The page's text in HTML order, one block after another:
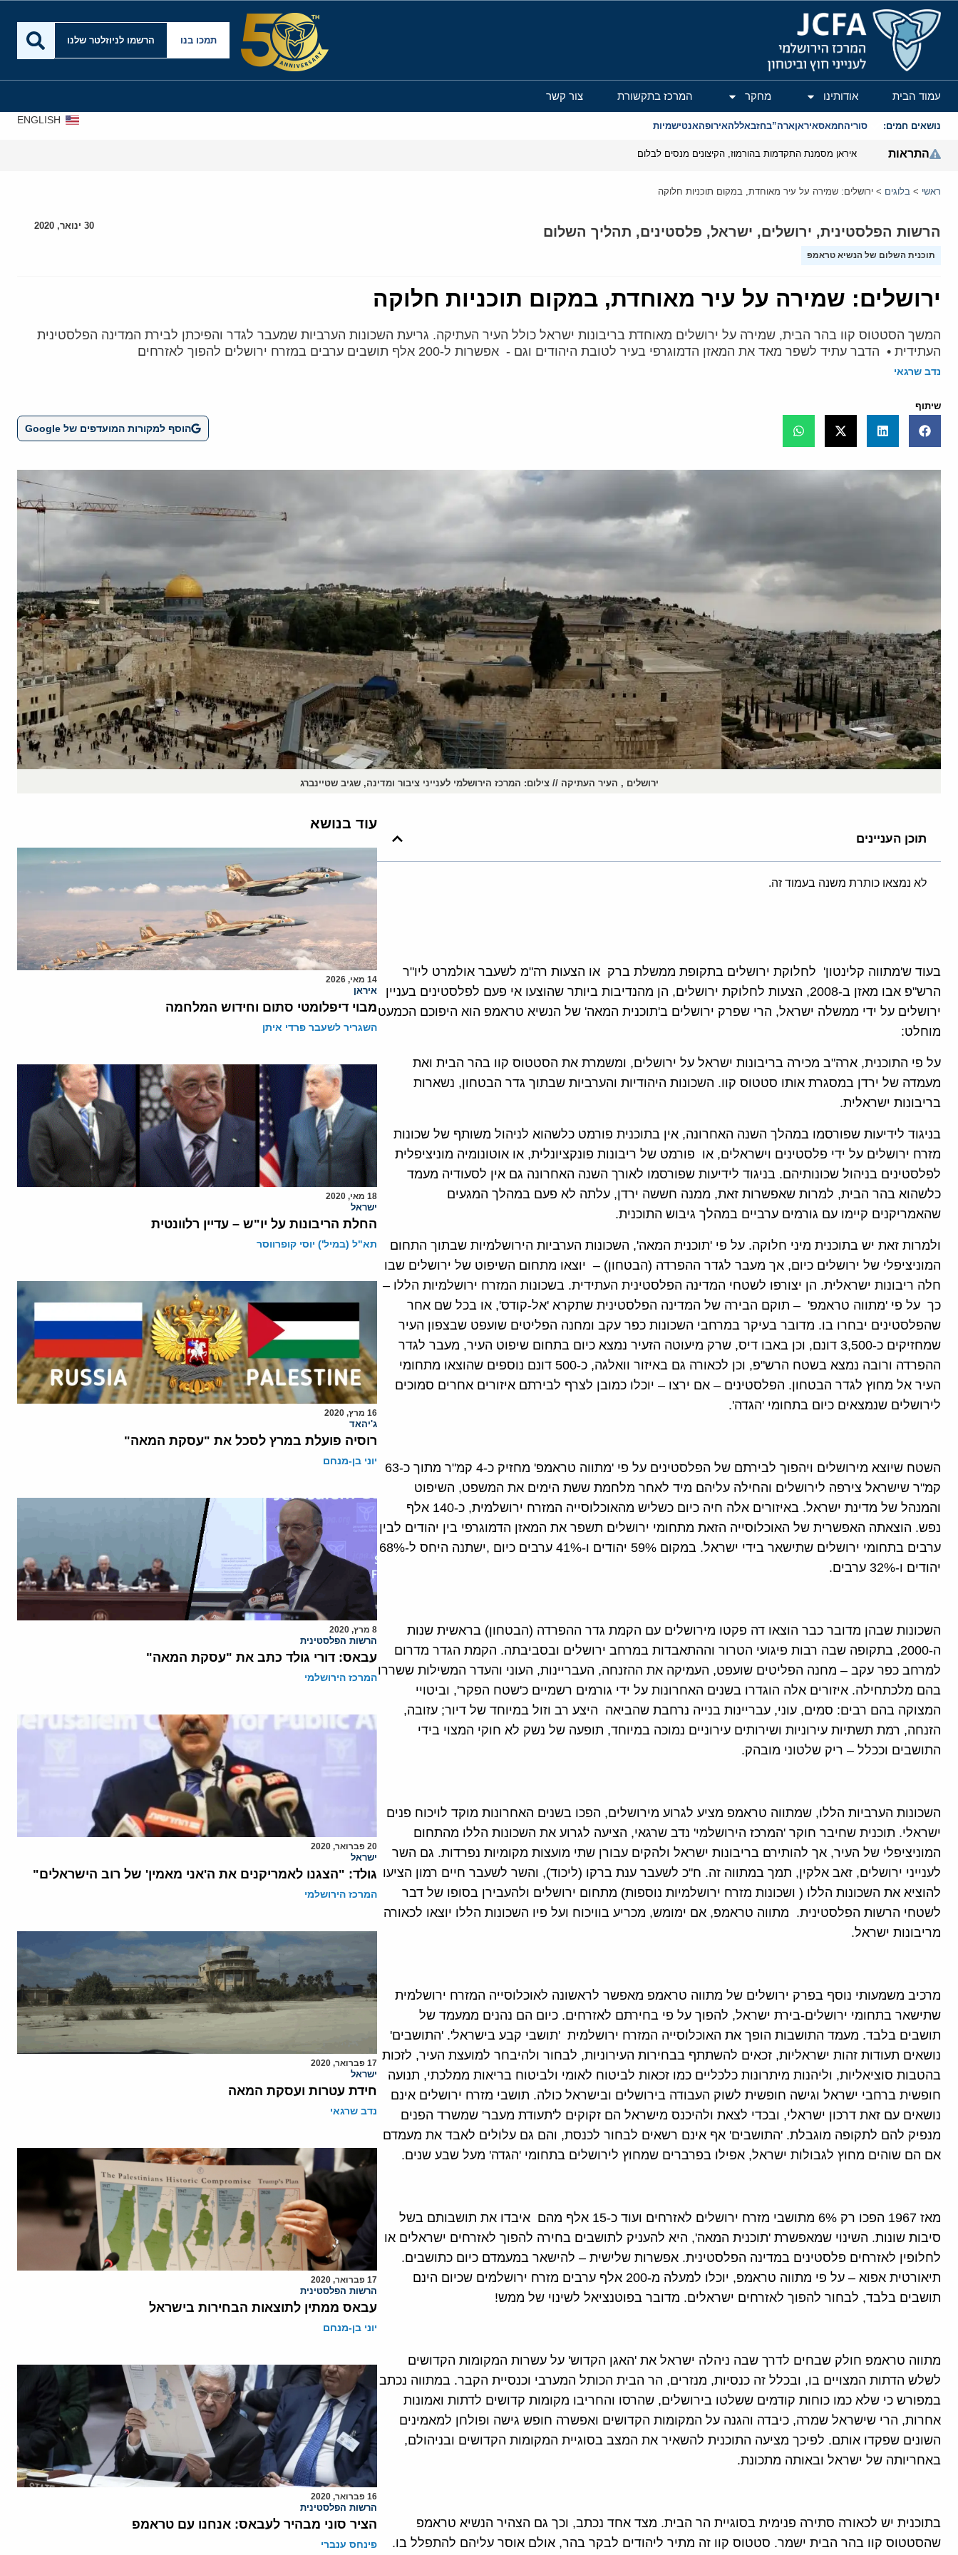
המרכז הירושלמי לענייני חוץ וביטחון
תמכו בנו הרשמו לניוזלטר שלנו
עמוד הבית אודותינו מחקר המרכז בתקשורת צור קשר
נושאים חמים: סוריהחמאסאיראןארה”בחזבאללהאירופהאנטישמיות
ENGLISH
התראות איראן מסמנת התקדמות בהורמוז, הקיצונים מנסים לבלום
ראשי > בלוגים > ירושלים: שמירה על עיר מאוחדת, במקום תוכניות חלוקה
הרשות הפלסטינית, ירושלים, ישראל, פלסטינים, תהליך השלום
תוכנית השלום של הנשיא טראמפ
30 ינואר, 2020
ירושלים: שמירה על עיר מאוחדת, במקום תוכניות חלוקה
המשך הסטטוס קוו בהר הבית, שמירה על ירושלים מאוחדת בריבונות ישראל כולל העיר העתיקה. גריעת השכונות הערביות שמעבר לגדר והפיכתן לבירת המדינה הפלסטינית
העתידית • הדבר עתיד לשפר מאד את המאזן הדמוגרפי בעיר לטובת היהודים וגם - אפשרות ל-200 אלף תושבים ערבים במזרח ירושלים להפוך לאזרחים
נדב שרגאי
שיתוף
הוסף למקורות המועדפים של Google
ירושלים , העיר העתיקה // צילום: המרכז הירושלמי לענייני ציבור ומדינה, שגיב שטיינברג
תוכן העניינים
לא נמצאו כותרת משנה בעמוד זה.
בעוד ש'מתווה קלינטון' לחלוקת ירושלים בתקופת ממשלת ברק או הצעות רה"מ לשעבר אולמרט ליו"ר
הרש"פ אבו מאזן ב-2008, הצעות לחלוקת ירושלים, הן מהנדיבות ביותר שהוצעו אי פעם לפלסטינים בעניין
ירושלים על ידי ממשלה ישראל, הרי שפרק ירושלים ב'תוכנית המאה' של הנשיא טראמפ הוא היפוכם הכמעט
מוחלט:
על פי התוכנית, ארה"ב מכירה בריבונות ישראל על ירושלים, ומשמרת את הסטטוס קוו בהר הבית ואת
מעמדה של ירדן במסגרת אותו סטטוס קוו. השכונות היהודיות והערביות שבתוך גדר הבטחון, נשארות
בריבונות ישראלית.
בניגוד לידיעות שפורסמו במהלך השנה האחרונה, אין בתוכנית פורמט כלשהוא לניהול משותף של שכונות
מזרח ירושלים על ידי פלסטינים וישראלים, או פורמט של ריבונות פונקציונלית, או אוטונומיה מוניציפלית
לפלסטינים בניהול שכונותיהם. בניגוד לידיעות שפורסמו לאורך השנה האחרונה גם אין לסעודיה מעמד
כלשהוא בהר הבית, למרות שאפשרות זאת, ממנה חששה ירדן, עלתה לא פעם במהלך המגעים
שהאמריקנים קיימו עם גורמים ערביים במהלך גיבוש התוכנית.
ולמרות זאת יש בתוכנית מיני חלוקה. על פי 'תוכנית המאה', השכונות הערביות הירושלמיות שבתוך התחום
המוניציפלי של ירושלים כיום, אך מעבר לגדר ההפרדה (הבטחון) – יוצאו מתחום השיפוט של ירושלים שבו
חלה ריבונות ישראלית. הן יצורפו לשטחי המדינה הפלסטינית העתידית. בשכונות המזרח ירושלמיות הללו –
כך על פי 'מתווה טראמפ' – תוקם הבירה של המדינה הפלסטינית שתקרא 'אל-קודס', או בכל שם אחר
שהפלסטינים יבחרו בו. מדובר בעיקר במרחבי השכונות כפר עקב ומחנה הפליטים שועפט שבצפון העיר
שמחזיקים כ-3,500 דונם, וכן באבו דיס, שרק מיעוטה הזעיר נמצא כיום בתחום שיפוט העיר, מעבר לגדר
ההפרדה ורובה נמצא בשטח הרש"פ, וכן לכאורה גם באיזור וואלגה, כ-500 דונם נוספים שהוצאו מתחומי
העיר אל מחוץ לגדר הבטחון. הפלסטינים – אם ירצו – יוכלו כמובן לצרף לבירתם איזורים אחרים סמוכים
לירושלים שנמצאים כיום בתחומי 'הגדה'.
השטח שיוצא מירושלים ויהפוך לבירתם של הפלסטינים על פי 'מתווה טראמפ' מחזיק כ-4 קמ"ר מתוך כ-63
קמ"ר שישראל צירפה לירושלים והחילה עליהם מיד לאחר מלחמת ששת הימים את המשפט, השיפוט
והמנהל של מדינת ישראל. באיזורים אלה חיה כיום כשליש מהאוכלוסייה המזרח ירושלמית, כ-140 אלף
נפש. הוצאתה האפשרית של האוכלוסייה הזאת מתחומי ירושלים תשפר את המאזן הדמוגרפי בין יהודים לבין
ערבים בתחומי ירושלים שתישאר בידי ישראל. במקום 59% יהודים ו-41% ערבים כיום ,ישתנה היחס ל-68%
יהודים ו-32% ערבים.
השכונות שבהן מדובר כבר הוצאו דה פקטו מירושלים עם הקמת גדר ההפרדה (הבטחון) בראשית שנות
ה-2000, בתקופה שבה רבות פיגועי הטרור וההתאבדות במרחב ירושלים ובסביבתה. הקמת הגדר מדרום
למרחב כפר עקב – מחנה הפליטים שועפט, העמיקה את ההזנחה, העבריינות, העוני והעדר המשילות ששררו
בהם מלכתחילה. איזורים אלה הוגדרו בשנים האחרונות על ידי גורמים רשמיים כ'שטח הפקר', וביטויי
המצוקה בהם רבים: סמים, עוני, עבריינות בנייה נרחבת שהביאה היצע רב וזול במיוחד של דיור; עזובה,
הזנחה, רמת תשתיות עירוניות ושירותים עירוניים נמוכה במיוחד, תופעה של נשק לא חוקי המצוי בידי
התושבים וככלל – ריק שלטוני מובהק.
השכונות הערביות הללו, שמתווה טראמפ מציע לגרוע מירושלים, הפכו בשנים האחרונות מוקד לויכוח פנים
ישראלי. תוכנית שחיבר חוקר 'המרכז הירושלמי' נדב שרגאי, הציעה לגרוע את השכונות הללו מהתחום
המוניציפלי של העיר, אך להותירם בריבונות ישראל ולהקים עבורן שתי מועצות מקומיות נפרדות. גם השר
לענייני ירושלים, זאב אלקין, תמך במתווה זה. ח"כ לשעבר ענת ברקו (ליכוד), והשר לשעבר חיים רמון הציעו
להוציא את השכונות הללו ( ושכונות מזרח ירושלמיות נוספות) מתחום ירושלים ולהעבירן בסופו של דבר
לשטחי הרשות הפלסטינית. מתווה טראמפ, אם ימומש, מכריע בוויכוח ועל פיו השכונות הללו יוצאו לכאורה
מריבונות ישראל.
מרכיב משמעותי נוסף בפרק ירושלים של מתווה טראמפ מאפשר לראשונה לאוכלוסייה המזרח ירושלמית
שתישאר בתחומי ירושלים-בירת ישראל, להפוך על פי בחירתם לאזרחים. כיום הם נהנים ממעמד של
תושבים בלבד. מעמד התושבות הופך את האוכלוסייה המזרח ירושלמית 'תושבי קבע בישראל'. 'התושבים'
נושאים תעודות זהות ישראליות, זכאים להשתתף בבחירות העירוניות, לבחור ולהיבחר למועצת העיר, לזכות
בהטבות סוציאליות, וליהנות מיתרונות כלכליים כמו זכאות לביטוח לאומי ולביטוח בריאות ממלכתי, תנועה
חופשית ברחבי ישראל וגישה חופשית לשוק העבודה בירושלים ובישראל כולה. תושבי מזרח ירושלים אינם
נושאים עם זאת דרכון ישראלי, ובכדי לצאת ולהיכנס מישראל הם זקוקים ל'תעודת מעבר' שמשרד הפנים
מנפיק להם לתקופה מוגבלת. 'התושבים' אף אינם רשאים לבחור לכנסת, והם גם עלולים לאבד את מעמדם
אם הם שוהים מחוץ לגבולות ישראל, אפילו בפרברים שמחוץ לירושלים בתחומי 'הגדה' מעל שבע שנים.
מאז 1967 הפכו רק 6% מתושבי מזרח ירושלים לאזרחים ועוד כ-15 אלף מהם איבדו את תושבותם בשל
סיבות שונות. השינוי שמאפשרת 'תוכנית המאה', היא להעניק לתושבים בחירה להפוך לאזרחים ישראלים או
לחלופין לאזרחים פלסטינים במדינה הפלסטינית. אפשרות שלישית – להישאר במעמדם כיום כתושבים.
תיאורטית אפוא – על פי מתווה טראמפ, יוכלו למעלה מ-200 אלף ערבים מזרח ירושלמים שכיום הינם
תושבים בלבד, לבחור להפוך לאזרחים ישראלים. מדובר בפוטנציאל לשינוי של ממש!
מתווה טראמפ חולק שבחים לדרך שבה ניהלה ישראל את 'האגן הקדוש' על עשרות המקומות הקדושים
לשלש הדתות המצויים בו, ובכלל זה כנסיות, מנזרים, הר הבית הכותל המערבי וכנסיית הקבר. במתווה נכתב
במפורש כי שלא כמו כוחות קודמים ששלטו בירושלים, שהרסו והחריבו מקומות קדושים לדתות ואמונות
אחרות, הרי שישראל שמרה, כיבדה והגנה על המקומות הקדושים ואפשרה חופש גישה ופולחן למאמינים
השונים שפקדו אותם. לפיכך מציעה התוכנית להשאיר את המצב בסוגיית המקומות הקדושים ובניהולם,
באחריותה של ישראל ובאותה מתכונת.
בתוכנית יש לכאורה סתירה פנימית בסוגיית הר הבית. מצד אחד נכתב, וכך גם הצהיר הנשיא טראמפ
שהסטטוס קוו בהר הבית ישמר. סטטוס קוו זה מתיר ליהודים לבקר בהר, אולם אוסר עליהם להתפלל בו.
עוד בנושא
14 מאי, 2026
איראן
מבוי דיפלומטי סתום וחידוש המלחמה
השגריר לשעבר פרדי איתן
18 מאי, 2020
ישראל
החלת הריבונות על יו"ש – עדיין רלוונטית
תא"ל (במיל') יוסי קופרווסר
16 מרץ, 2020
ג'יהאד
רוסיה פועלת במרץ לסכל את "עסקת המאה"
יוני בן-מנחם
8 מרץ, 2020
הרשות הפלסטינית
עבאס: דורי גולד כתב את "עסקת המאה"
המרכז הירושלמי
20 פברואר, 2020
ישראל
גולד: "הצגנו לאמריקנים את ה'אני מאמין' של רוב הישראלים"
המרכז הירושלמי
17 פברואר, 2020
ישראל
חידת עטרות ועסקת המאה
נדב שרגאי
17 פברואר, 2020
הרשות הפלסטינית
עבאס ממתין לתוצאות הבחירות בישראל
יוני בן-מנחם
16 פברואר, 2020
הרשות הפלסטינית
הציר סוני מבהיר לעבאס: אנחנו עם טראמפ
פינחס ענברי